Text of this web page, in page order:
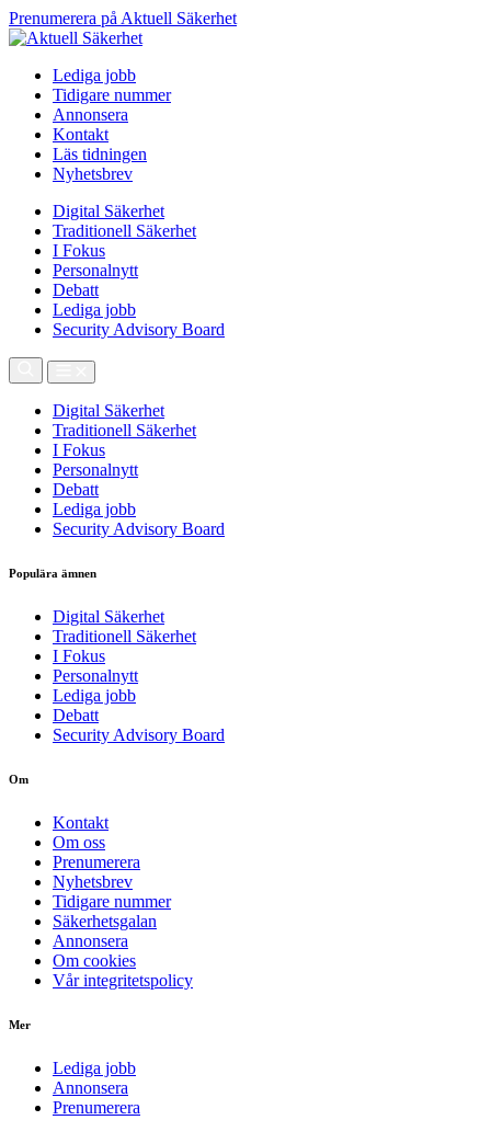
Prenumerera på Aktuell Säkerhet
Lediga jobb
Tidigare nummer
Annonsera
Kontakt
Läs tidningen
Nyhetsbrev
Digital Säkerhet
Traditionell Säkerhet
I Fokus
Personalnytt
Debatt
Lediga jobb
Security Advisory Board
Digital Säkerhet
Traditionell Säkerhet
I Fokus
Personalnytt
Debatt
Lediga jobb
Security Advisory Board
Populära ämnen
Digital Säkerhet
Traditionell Säkerhet
I Fokus
Personalnytt
Lediga jobb
Debatt
Security Advisory Board
Om
Kontakt
Om oss
Prenumerera
Nyhetsbrev
Tidigare nummer
Säkerhetsgalan
Annonsera
Om cookies
Vår integritetspolicy
Mer
Lediga jobb
Annonsera
Prenumerera